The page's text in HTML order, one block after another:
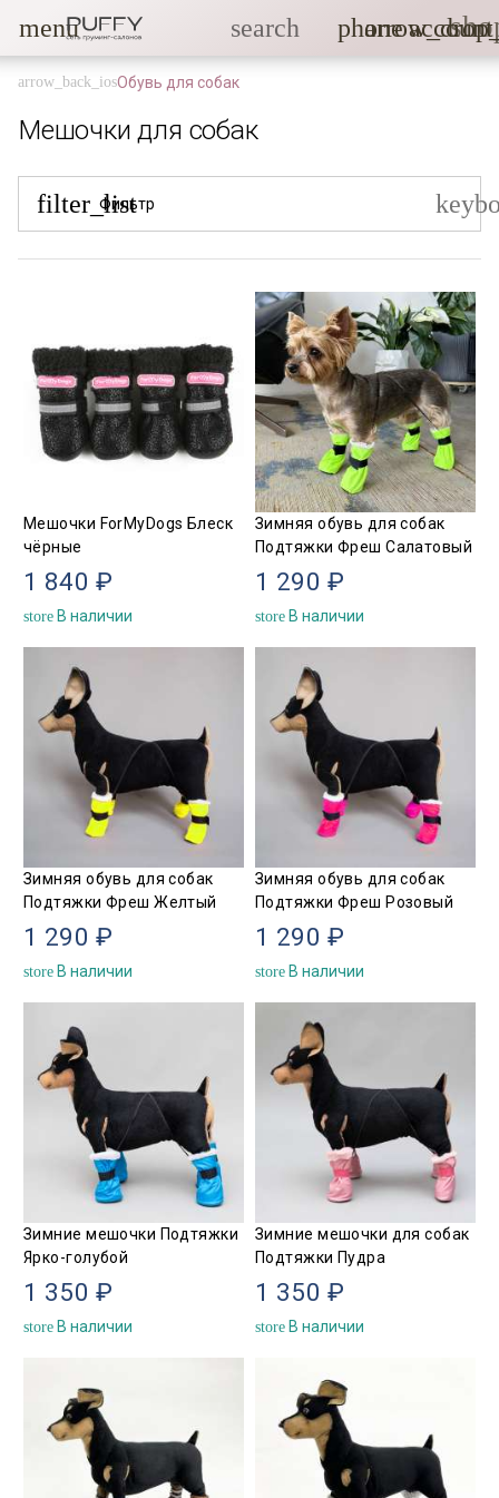
menu search phone
Обувь для собак
Мешочки для собак
filter_list
Фильтр
Мешочки ForMyDogs Блеск
чёрные
1 840 ₽
store В наличии
Зимняя обувь для собак
Подтяжки Фреш Салатовый
1 290 ₽
store В наличии
Зимняя обувь для собак
Подтяжки Фреш Желтый
1 290 ₽
store В наличии
Зимняя обувь для собак
Подтяжки Фреш Розовый
1 290 ₽
store В наличии
Зимние мешочки Подтяжки
Ярко-голубой
1 350 ₽
store В наличии
Зимние мешочки для собак
Подтяжки Пудра
1 350 ₽
store В наличии